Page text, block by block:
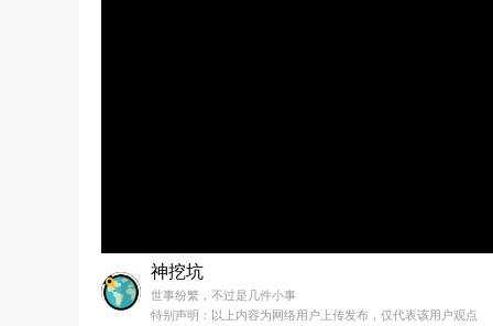
神挖坑
世事纷繁，不过是几件小事
特别声明：以上内容为网络用户上传发布，仅代表该用户观点